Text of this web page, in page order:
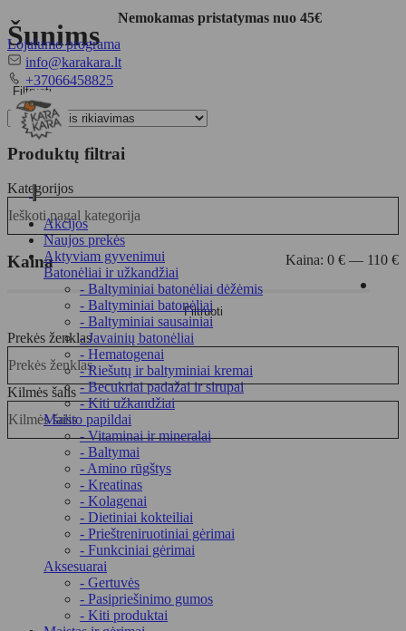
Nemokamas pristatymas nuo 45€
Lojalumo programa
info@karakara.ltEl.
+37066458825Telefonas
Toggle
navigation
Akcijos
Naujos prekės
Aktyviam gyvenimui
Batonėliai ir užkandžiai
- Baltyminiai batonėliai dėžėmis
- Baltyminiai batonėliai
- Baltyminiai sausainiai
- Javainių batonėliai
- Hematogenai
- Riešutų ir baltyminiai kremai
- Becukriai padažai ir sirupai
- Kiti užkandžiai
Maisto papildai
- Vitaminai ir mineralai
- Baltymai
- Amino rūgštys
- Kreatinas
- Kolagenai
- Dietiniai kokteiliai
- Prieštreniruotiniai gėrimai
- Funkciniai gėrimai
Aksesuarai
- Gertuvės
- Pasipriešinimo gumos
- Kiti produktai
Šunims
Filtruoti
Produktų filtrai
Kategorijos
Ieškoti pagal kategorija
Kaina
Filtruoti
Kaina: 0 € — 110 €
Prekės ženklas
Prekės ženklas
Kilmės šalis
Kilmės šalis